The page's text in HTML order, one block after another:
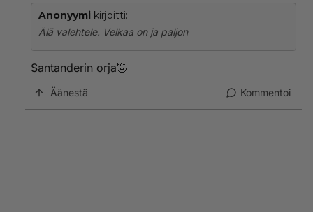
Anonyymi kirjoitti:
Älä valehtele. Velkaa on ja paljon
Santanderin orja🤣
Äänestä Kommentoi